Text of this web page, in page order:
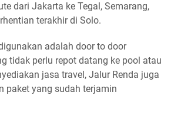
dari Jakarta ke Tegal, Semarang,
terakhir di Solo.
adalah door to door
tidak perlu repot datang ke pool atau
jasa travel, Jalur Renda juga
paket yang sudah terjamin